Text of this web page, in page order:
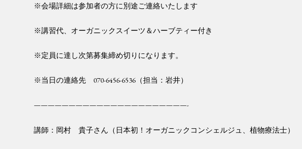
※会場詳細は参加者の方に別途ご連絡いたします
※講習代、オーガニックスイーツ＆ハーブティー付き
※定員に達し次第募集締め切りになります。
※当日の連絡先 070-6456-6536（担当：岩井）
——————————————————————-
講師：岡村 貴子さん（日本初！オーガニックコンシェルジュ、植物療法士）